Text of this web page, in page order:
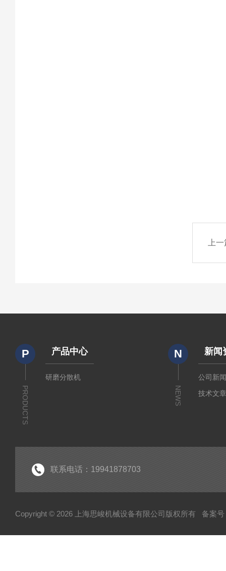
上
P
PRODUCTS
产品中心
研磨分散机
N
NEWS
新闻
公司新
技术文
联系电话：19941878703
Copyright © 2026 上海思峻机械设备有限公司版权所有 备案号